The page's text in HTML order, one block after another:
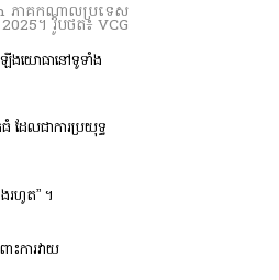
ភាគកណ្តាលប្រទេស
។ រូបថត៖ VCG
ើងយោធានៅទូទាំង
ែលជាការប្រយុទ្ធ
រហូត” ។
ការវាយ